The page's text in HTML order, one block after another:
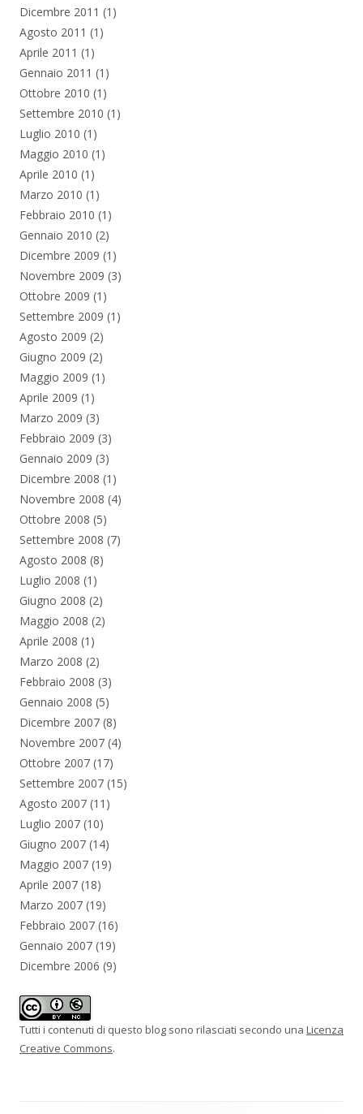
Dicembre 2011 (1)
Agosto 2011 (1)
Aprile 2011 (1)
Gennaio 2011 (1)
Ottobre 2010 (1)
Settembre 2010 (1)
Luglio 2010 (1)
Maggio 2010 (1)
Aprile 2010 (1)
Marzo 2010 (1)
Febbraio 2010 (1)
Gennaio 2010 (2)
Dicembre 2009 (1)
Novembre 2009 (3)
Ottobre 2009 (1)
Settembre 2009 (1)
Agosto 2009 (2)
Giugno 2009 (2)
Maggio 2009 (1)
Aprile 2009 (1)
Marzo 2009 (3)
Febbraio 2009 (3)
Gennaio 2009 (3)
Dicembre 2008 (1)
Novembre 2008 (4)
Ottobre 2008 (5)
Settembre 2008 (7)
Agosto 2008 (8)
Luglio 2008 (1)
Giugno 2008 (2)
Maggio 2008 (2)
Aprile 2008 (1)
Marzo 2008 (2)
Febbraio 2008 (3)
Gennaio 2008 (5)
Dicembre 2007 (8)
Novembre 2007 (4)
Ottobre 2007 (17)
Settembre 2007 (15)
Agosto 2007 (11)
Luglio 2007 (10)
Giugno 2007 (14)
Maggio 2007 (19)
Aprile 2007 (18)
Marzo 2007 (19)
Febbraio 2007 (16)
Gennaio 2007 (19)
Dicembre 2006 (9)
Tutti i contenuti di questo blog sono rilasciati secondo una Licenza
Creative Commons.